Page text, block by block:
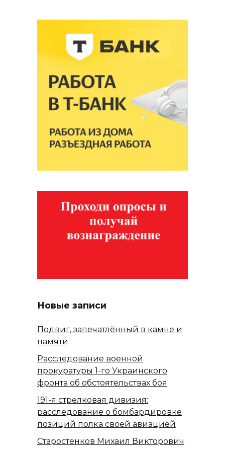
Новые записи
Подвиг, запечатлённый в камне и
памяти
Расследование военной
прокуратуры 1-го Украинского
фронта об обстоятельствах боя
191-я стрелковая дивизия:
расследование о бомбардировке
позиций полка своей авиацией
Старостенков Михаил Викторович